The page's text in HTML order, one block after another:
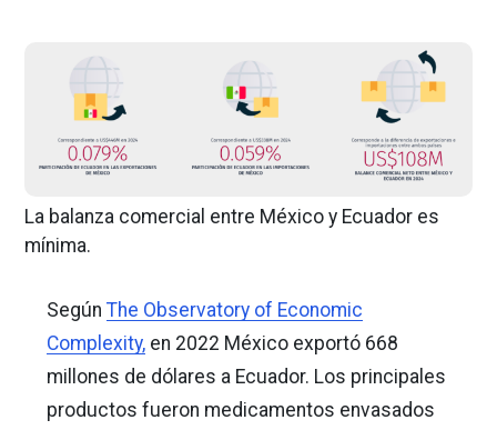
La balanza comercial entre México y Ecuador es
mínima.
Según The Observatory of Economic
Complexity, en 2022 México exportó 668
millones de dólares a Ecuador. Los principales
productos fueron medicamentos envasados